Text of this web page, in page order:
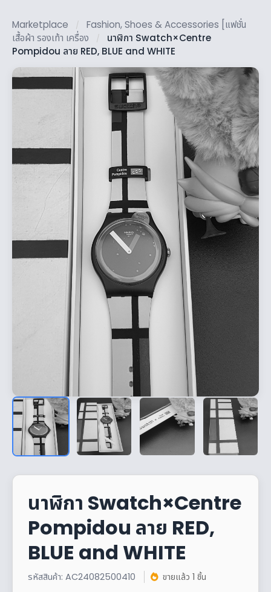
Marketplace /
Fashion, Shoes & Accessories [แฟชั่น
เสื้อผ้า รองเท้า เครื่อง
/
นาฬิกา Swatch×Centre
Pompidou ลาย RED, BLUE and WHITE
นาฬิกา Swatch×Centre
Pompidou ลาย RED,
BLUE and WHITE
รหัสสินค้า: AC24082500410
ขายแล้ว 1 ชิ้น